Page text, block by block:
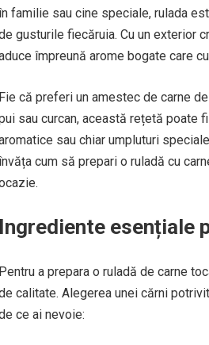
familie sau cine speciale, rulada
gusturile fiecăruia. Cu un exterior
împreună arome bogate care
Fie că preferi un amestec de carne
sau curcan, această rețetă poate
sau chiar umpluturi
cum să prepari o ruladă cu
Ingrediente esențiale
Pentru a prepara o ruladă de carne
calitate. Alegerea unei cărni
ce ai nevoie: